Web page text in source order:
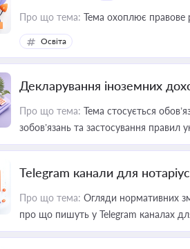
Про що тема: Тема охоплює правове
Освіта
Декларування іноземних
Про що тема: Тема стосується
зобов’язань та застосування правил
Telegram канали для
Про що тема: Огляди нормативних
про що пишуть у Telegram каналах